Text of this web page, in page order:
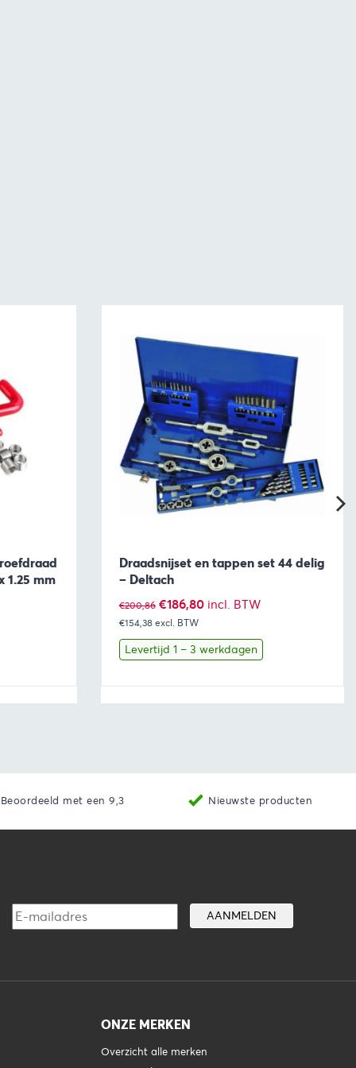
1.25 mm
Draadsnijset en tappen set 44 delig
– Deltach
€200,86 Oorspronkelijke
prijs
was:
€186,80Huidige
is:
incl. BTW
€154,38 excl. BTW
Levertijd 1 – 3 werkdagen
Beoordeeld met een 9,3 Nieuwste producten
ONZE MERKEN
Overzicht alle merken